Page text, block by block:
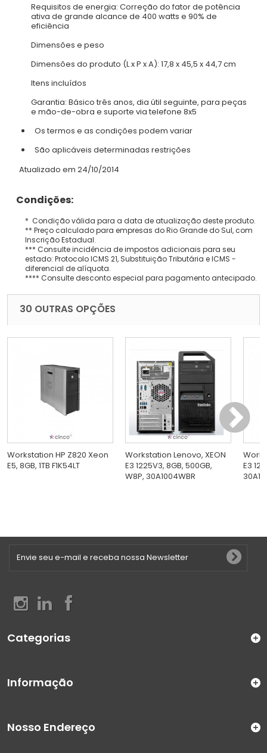
Requisitos de energia: Correção do fator de potência
ativa de grande alcance de 400 watts e 90% de
eficiência
Dimensões e peso
Dimensões do produto (L x P x A): 17,8 x 45,5 x 44,7 cm
Itens incluídos
Garantia: Básico três anos, dia útil seguinte, para peças
e mão-de-obra e suporte via telefone 8x5
Os termos e as condições podem variar
São aplicáveis determinadas restrições
Atualizado em 24/10/2014
Condições:
* Condição válida para a data de atualização deste produto.
** Preço calculado para empresas do Rio Grande do Sul, com
Inscrição Estadual.
*** Consulte incidência de impostos adicionais para seu
estado: Protocolo ICMS 21, Substituição Tributária e ICMS -
diferencial de alíquota.
**** Consulte desconto especial para pagamento antecipado.
30 OUTRAS OPÇÕES
Workstation HP Z820 Xeon
E5, 8GB, 1TB F1K54LT
Workstation Lenovo, XEON
E3 1225V3, 8GB, 500GB,
W8P, 30A1004WBR
E3
Categorias
Informação
Nosso Endereço